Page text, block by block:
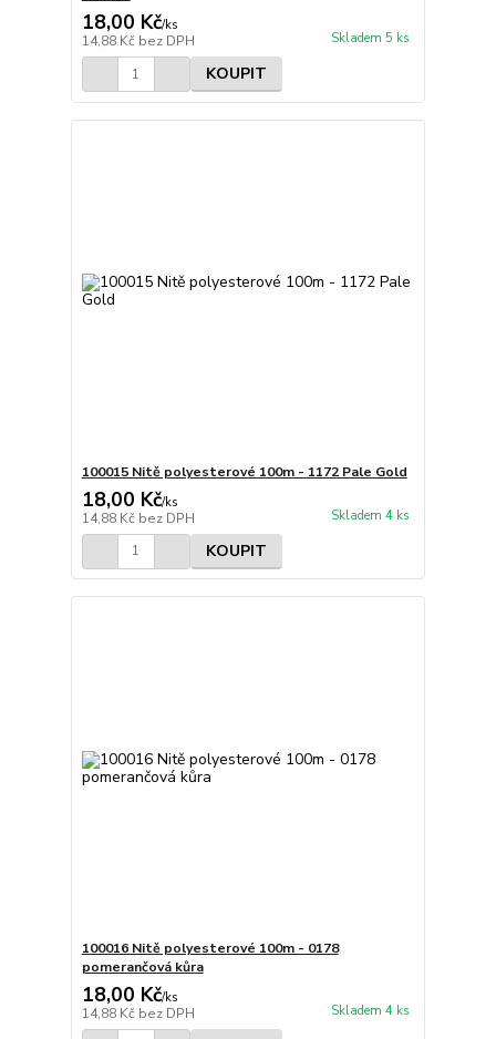
18,00 Kč/ks
14,88 Kč bez DPH Skladem 5 ks
KOUPIT
100015 Nitě polyesterové 100m - 1172 Pale Gold
18,00 Kč/ks
14,88 Kč bez DPH Skladem 4 ks
KOUPIT
100016 Nitě polyesterové 100m - 0178
pomerančová kůra
18,00 Kč/ks
14,88 Kč bez DPH Skladem 4 ks